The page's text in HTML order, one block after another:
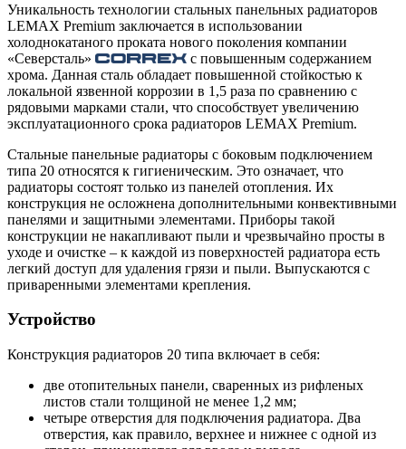
Уникальность технологии стальных панельных радиаторов
LEMAX Premium заключается в использовании
холоднокатаного проката нового поколения компании
«Северсталь»
с повышенным содержанием
хрома. Данная сталь обладает повышенной стойкостью к
локальной язвенной коррозии в 1,5 раза по сравнению с
рядовыми марками стали, что способствует увеличению
эксплуатационного срока радиаторов LEMAX Premium.
Стальные панельные радиаторы с боковым подключением
типа 20 относятся к гигиеническим. Это означает, что
радиаторы состоят только из панелей отопления. Их
конструкция не осложнена дополнительными конвективными
панелями и защитными элементами. Приборы такой
конструкции не накапливают пыли и чрезвычайно просты в
уходе и очистке – к каждой из поверхностей радиатора есть
легкий доступ для удаления грязи и пыли. Выпускаются с
приваренными элементами крепления.
Устройство
Конструкция радиаторов 20 типа включает в себя:
две отопительных панели, сваренных из рифленых
листов стали толщиной не менее 1,2 мм;
четыре отверстия для подключения радиатора. Два
отверстия, как правило, верхнее и нижнее с одной из